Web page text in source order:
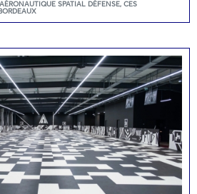
AÉRONAUTIQUE SPATIAL DÉFENSE, CES